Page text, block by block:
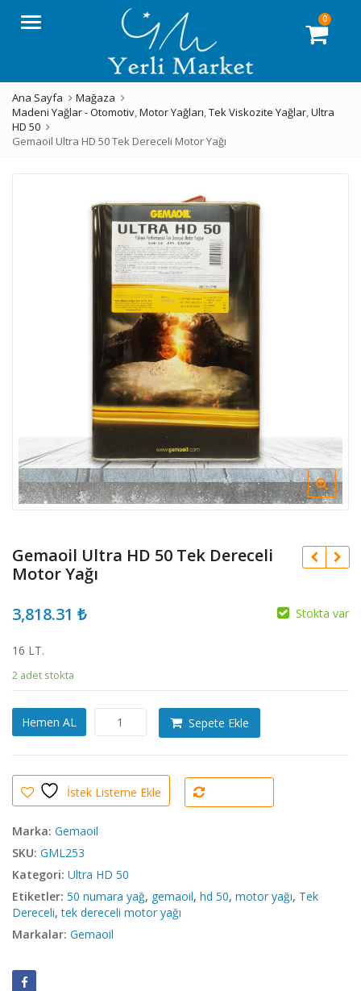
Menü 0
Ana Sayfa
Mağaza
Madeni Yağlar - Otomotiv,Motor Yağları,Tek Viskozite Yağlar,Ultra
HD 50
Gemaoil Ultra HD 50 Tek Dereceli Motor Yağı
Gemaoil Ultra HD 50 Tek Dereceli
Motor Yağı
3,818.31 ₺ Stokta var
16 LT.
2 adet stokta
Hemen AL
Gemaoil
Ultra
Tek
Dereceli
Yağı
Sepete Ekle
İstek Listeme Ekle
Marka: Gemaoil
SKU: GML253
Kategori: Ultra HD 50
Etiketler: 50 numara yağ, gemaoil, hd 50, motor yağı, Tek
Dereceli,tek dereceli motor yağı
Markalar: Gemaoil